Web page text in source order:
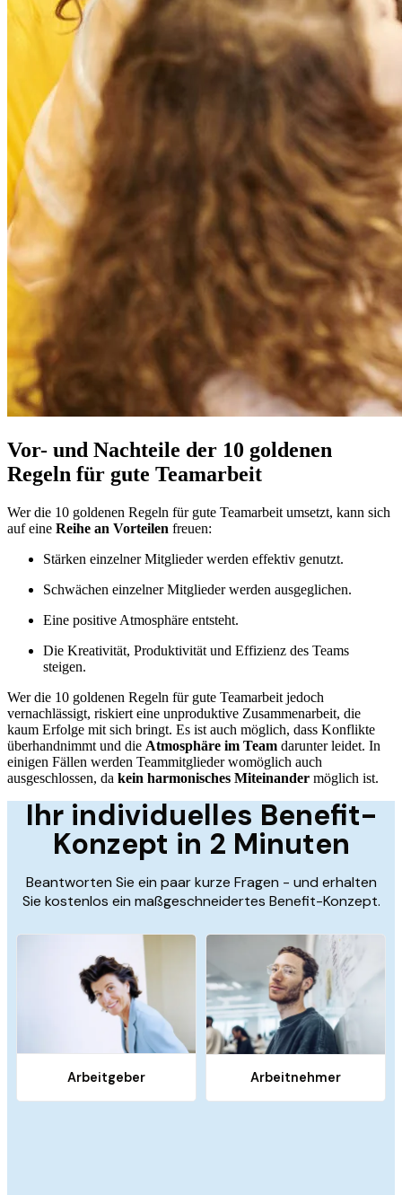
Vor- und Nachteile der 10 goldenen
Regeln für gute Teamarbeit
Wer die 10 goldenen Regeln für gute Teamarbeit umsetzt, kann sich
auf eine Reihe an Vorteilen freuen:
Stärken einzelner Mitglieder werden effektiv genutzt.
Schwächen einzelner Mitglieder werden ausgeglichen.
Eine positive Atmosphäre entsteht.
Die Kreativität, Produktivität und Effizienz des Teams
steigen.
Wer die 10 goldenen Regeln für gute Teamarbeit jedoch
vernachlässigt, riskiert eine unproduktive Zusammenarbeit, die
kaum Erfolge mit sich bringt. Es ist auch möglich, dass Konflikte
überhandnimmt und die Atmosphäre im Team darunter leidet. In
einigen Fällen werden Teammitglieder womöglich auch
ausgeschlossen, da kein harmonisches Miteinander möglich ist.